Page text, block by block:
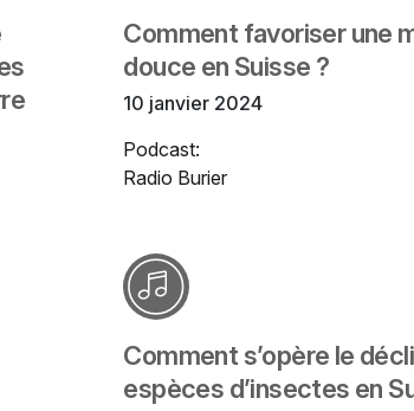
Comment favoriser une
douce en Suisse ?
10 janvier 2024
Podcast:
Radio Burier
Comment s’opère le
espèces d’insectes en